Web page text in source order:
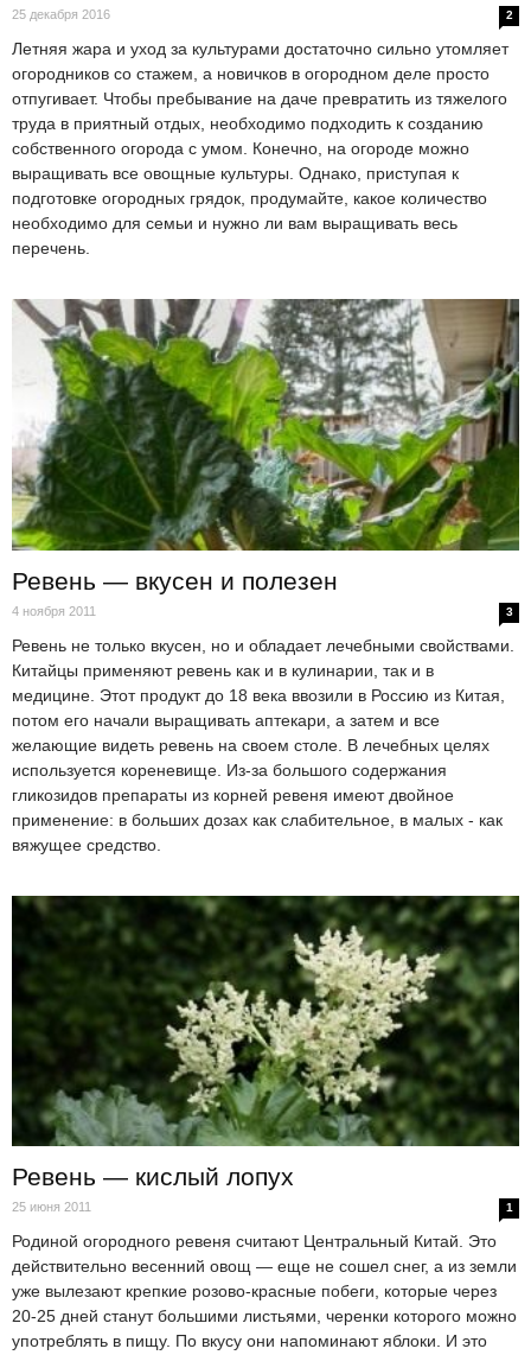
25 декабря 2016 2
Летняя жара и уход за культурами достаточно сильно утомляет
огородников со стажем, а новичков в огородном деле просто
отпугивает. Чтобы пребывание на даче превратить из тяжелого
труда в приятный отдых, необходимо подходить к созданию
собственного огорода с умом. Конечно, на огороде можно
выращивать все овощные культуры. Однако, приступая к
подготовке огородных грядок, продумайте, какое количество
необходимо для семьи и нужно ли вам выращивать весь
перечень.
Ревень — вкусен и полезен
4 ноября 2011 3
Ревень не только вкусен, но и обладает лечебными свойствами.
Китайцы применяют ревень как и в кулинарии, так и в
медицине. Этот продукт до 18 века ввозили в Россию из Китая,
потом его начали выращивать аптекари, а затем и все
желающие видеть ревень на своем столе. В лечебных целях
используется кореневище. Из-за большого содержания
гликозидов препараты из корней ревеня имеют двойное
применение: в больших дозах как слабительное, в малых - как
вяжущее средство.
Ревень — кислый лопух
25 июня 2011 1
Родиной огородного ревеня считают Центральный Китай. Это
действительно весенний овощ — еще не сошел снег, а из земли
уже вылезают крепкие розово-красные побеги, которые через
20-25 дней станут большими листьями, черенки которого можно
употреблять в пищу. По вкусу они напоминают яблоки. И это